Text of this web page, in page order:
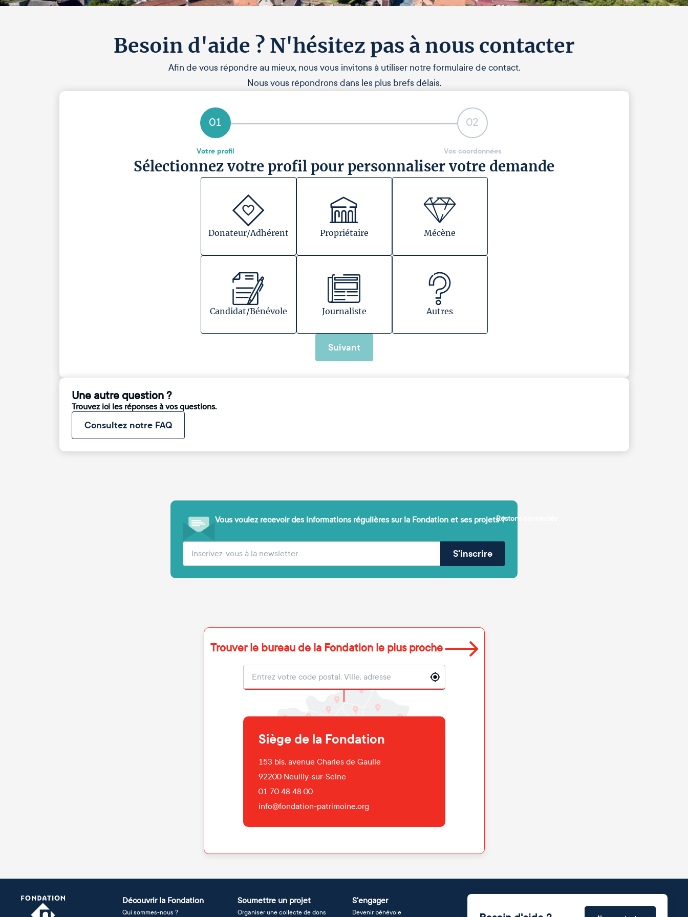
Besoin d'aide ? N'hésitez pas à nous contacter
Afin de vous répondre au mieux, nous vous invitons à utiliser notre formulaire de contact.
Nous vous répondrons dans les plus brefs délais.
01
Votre profil
02
Vos coordonnées
Sélectionnez votre profil pour personnaliser votre demande
Donateur/Adhérent Propriétaire Mécène
Candidat/Bénévole Journaliste Autres
Suivant
Une autre question ?
Trouvez ici les réponses à vos questions.
Consultez notre FAQ
Vous voulez recevoir des informations régulières sur la Fondation et ses projets ?
Votre adresse e-mail (obligatoire) S'inscrire
Restons connectés
Trouver le bureau de la Fondation le plus proche
Localisation
Siège de la Fondation
153 bis, avenue Charles de Gaulle
92200 Neuilly-sur-Seine
01 70 48 48 00
info@fondation-patrimoine.org
Découvrir la Fondation
Qui sommes-nous ?
Soumettre un projet
Organiser une collecte de dons
S'engager
Devenir bénévole